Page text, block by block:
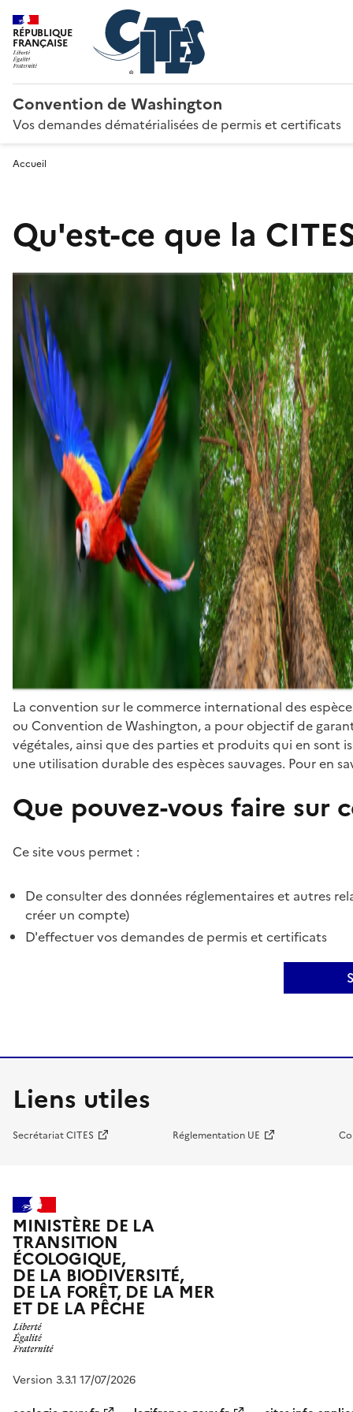
RÉPUBLIQUE
FRANÇAISE
Convention de Washington
Vos demandes dématérialisées de permis et certificats
Accueil
Qu'est-ce que la
La convention sur le commerce international des
ou Convention de Washington, a pour objectif de
végétales, ainsi que des parties et produits qui en sont
une utilisation durable des espèces sauvages. Pour en
Que pouvez-vous faire sur
Ce site vous permet :
De consulter des données réglementaires et autres
créer un compte)
D'effectuer vos demandes de permis et certificats
Liens utiles
Secrétariat CITES Réglementation UE
MINISTÈRE DE LA
TRANSITION
ÉCOLOGIQUE,
DE LA BIODIVERSITÉ,
DE LA FORÊT, DE LA MER
ET DE LA PÊCHE
Version 3.3.1 17/07/2026